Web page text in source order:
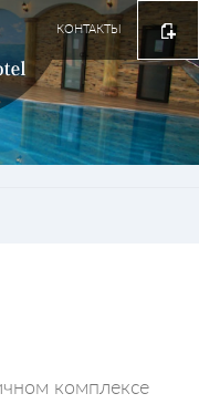
КОНТАКТЫ
комплексе